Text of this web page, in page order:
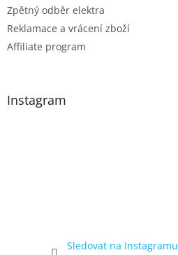
Zpětný odběr elektra
Reklamace a vrácení zboží
Affiliate program
Instagram
Sledovat na Instagramu